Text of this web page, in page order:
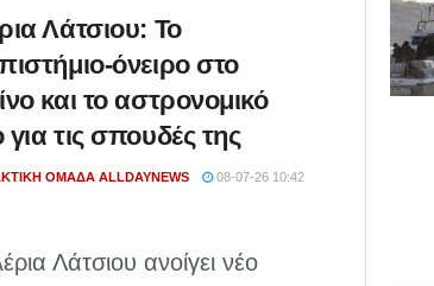
Λάτσιου: Το
όνειρο στο
και το αστρονομικό
τις σπουδές της
ΟΜΆΔΑ ALLDAYNEWS 08-07-26 10:42
Λάτσιου ανοίγει νέο